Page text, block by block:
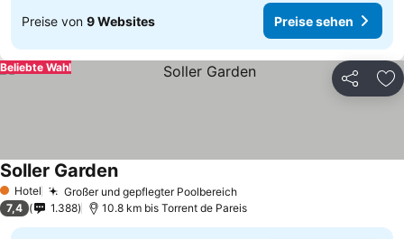
Preise von 9 Websites Preise sehen
Teilen
Beliebte Wahl
1 Sterne
Hotel Großer und gepflegter Poolbereich
Soller Garden
7,4 1.388 10.8 km bis Torrent de Pareis